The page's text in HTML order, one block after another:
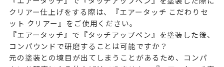
クリアー仕上げをする際は、『エアータッチ こだわりセ
ット クリアー』をご使用ください。
『エアータッチ』で『タッチアップペン』を塗装した後、
コンパウンドで研磨することは可能ですか？
元の塗装との境目が出てしまうことがあるため、コンパ